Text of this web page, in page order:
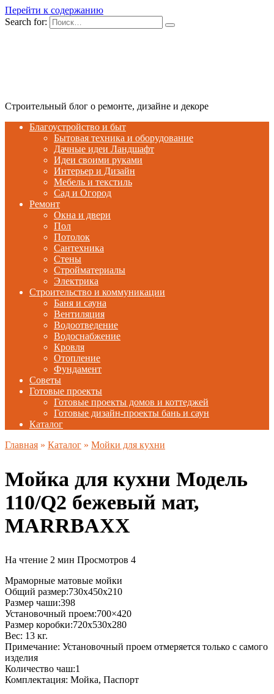
Перейти к содержанию
Search for:
Строительный блог о ремонте, дизайне и декоре
Благоустройство и быт
Бытовая техника и оборудование
Дачные идеи Ландшафт
Идеи своими руками
Интерьер и Дизайн
Мебель и текстиль
Сад и Огород
Ремонт
Окна и двери
Пол
Потолок
Сантехника
Стены
Стройматериалы
Электрика
Строительство и коммуникации
Баня и сауна
Вентиляция
Водоотведение
Водоснабжение
Кровля
Отопление
Фундамент
Советы
Готовые проекты
Готовые проекты домов и коттеджей
Готовые дизайн-проекты бань и саун
Каталог
Главная » Каталог » Мойки для кухни
Мойка для кухни Модель
110/Q2 бежевый мат,
MARRBAXX
На чтение 2 мин Просмотров 4
Мраморные матовые мойки
Общий размер:730x450x210
Размер чаши:398
Установочный проем:700×420
Размер коробки:720x530x280
Вес: 13 кг.
Примечание: Установочный проем отмеряется только с самого
изделия
Количество чаш:1
Комплектация: Мойка, Паспорт